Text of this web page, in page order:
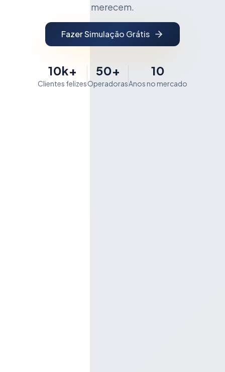
merecem.
Fazer Simulação Grátis
10k+
Clientes felizes
50+
Operadoras
10
Anos no mercado